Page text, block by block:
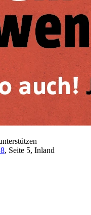
, Seite 5, Inland